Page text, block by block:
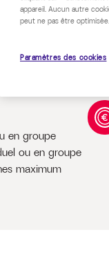
en groupe
ou en groupe
maximum
appareil. Aucun autre
peut ne pas être
Paramètres des cookies